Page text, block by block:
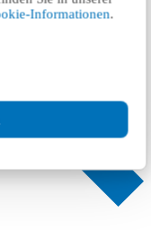
Informationen.